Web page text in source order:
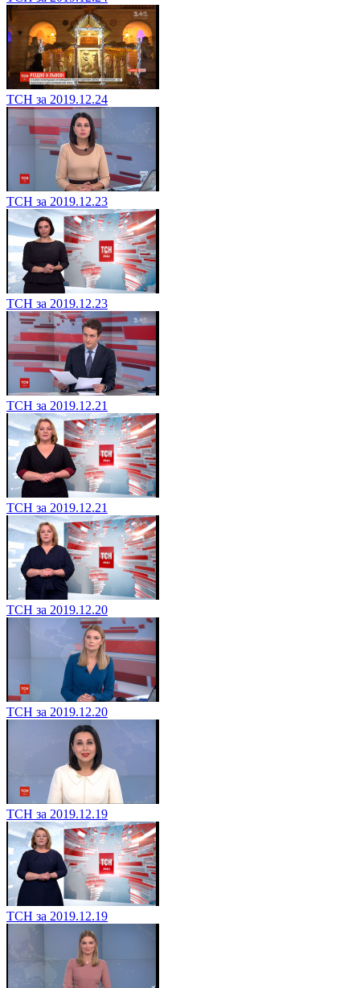
ТСН за 2019.12.24
ТСН за 2019.12.23
ТСН за 2019.12.23
ТСН за 2019.12.21
ТСН за 2019.12.21
ТСН за 2019.12.20
ТСН за 2019.12.20
ТСН за 2019.12.19
ТСН за 2019.12.19